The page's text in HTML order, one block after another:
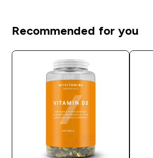
Recommended for you